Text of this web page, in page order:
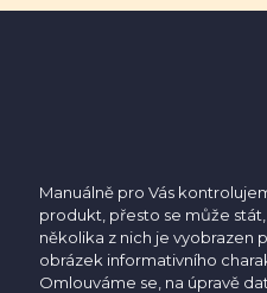
Manuálně pro Vás
produkt, přesto se může stát,
několika z nich je vyobrazen
obrázek informativního
Omlouváme se, na úpravě